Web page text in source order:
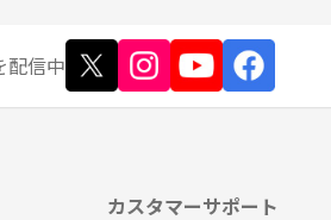
配信中
カスタマーサポート